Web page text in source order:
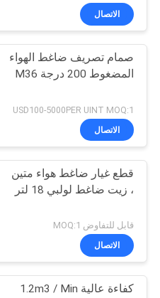
المصنع
رقابة
اتصل
بنا
أخبار
خريطة
الموقع
ضاغط
14
ضاغط
79
الاتصال
صمام تصريف ضاغط الهواء
المضغوط 200 درجة M36
USD100-5000PER UINT MOQ:1
الاتصال
قطع غيار ضاغط هواء متين
، زيت ضاغط لولبي 18 لتر
قابل للتفاوض MOQ:1
الاتصال
كفاءة عالية 1.2m3 / Min